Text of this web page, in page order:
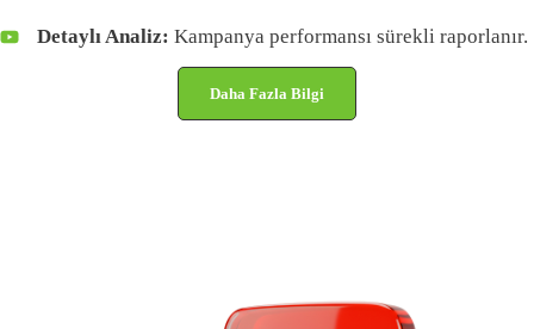
Detaylı Analiz: Kampanya performansı sürekli raporlanır.
Daha Fazla Bilgi